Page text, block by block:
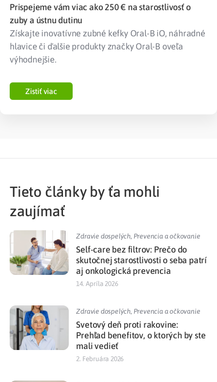
Prispejeme vám viac ako 250 € na starostlivosť o
zuby a ústnu dutinu
Získajte inovatívne zubné kefky Oral-B iO, náhradné
hlavice či ďalšie produkty značky Oral-B oveľa
výhodnejšie.
Zistiť viac
Tieto články by ťa mohli
zaujímať
Zdravie dospelých, Prevencia a očkovanie
Self-care bez filtrov: Prečo do
skutočnej starostlivosti o seba patrí
aj onkologická prevencia
14. Apríla 2026
Zdravie dospelých, Prevencia a očkovanie
Svetový deň proti rakovine:
Prehľad benefitov, o ktorých by ste
mali vedieť
2. Februára 2026